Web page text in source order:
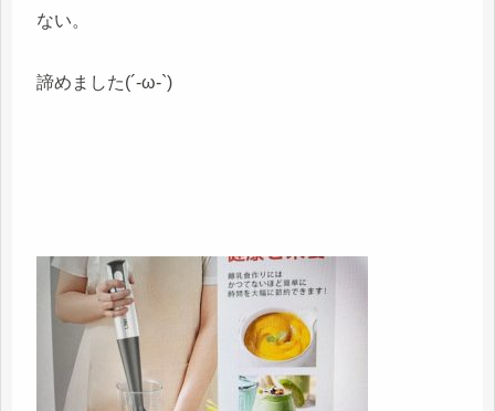
ない。
諦めました(´-ω-`)